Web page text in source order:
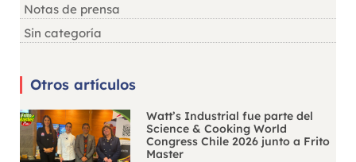
Notas de prensa
Sin categoría
Otros artículos
Watt’s Industrial fue parte del
Science & Cooking World
Congress Chile 2026 junto a Frito
Master